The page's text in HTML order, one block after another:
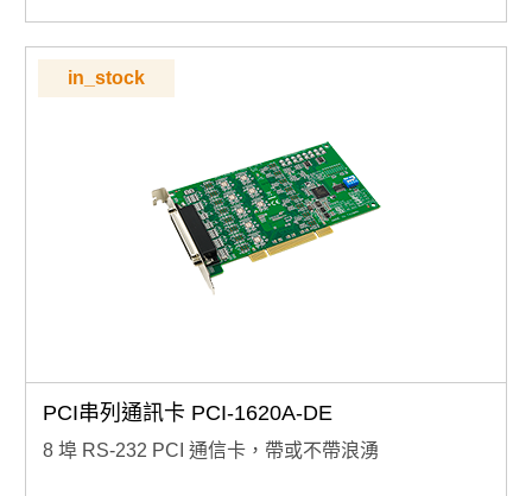
in_stock
PCI串列通訊卡 PCI-1620A-DE
8 埠 RS-232 PCI 通信卡，帶或不帶浪湧